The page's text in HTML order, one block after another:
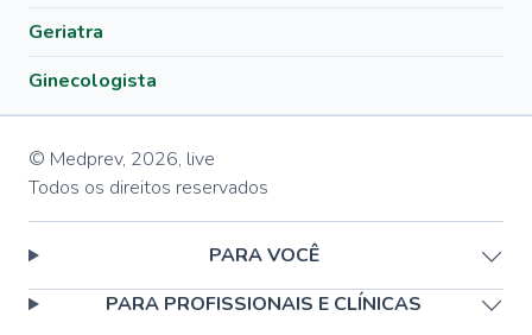
Geriatra
Ginecologista
© Medprev, 2026, live
Todos os direitos reservados
PARA VOCÊ
PARA PROFISSIONAIS E CLÍNICAS